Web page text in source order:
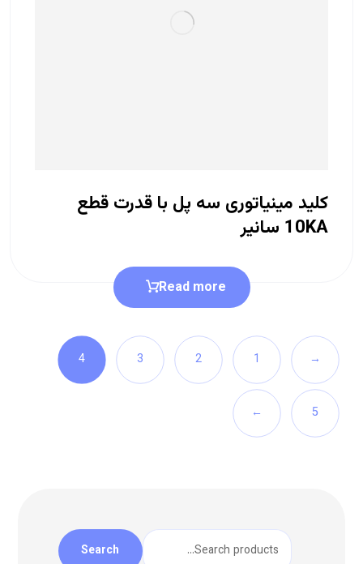
کلید مینیاتوری سه پل با قدرت قطع
10KA سانیر
Read more
→
1
2
3
4
5
←
Search